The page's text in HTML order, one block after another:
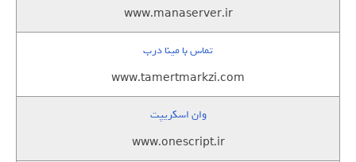
www.manaserver.ir
تماس با مینا درب
www.tamertmarkzi.com
وان اسکریپت
www.onescript.ir